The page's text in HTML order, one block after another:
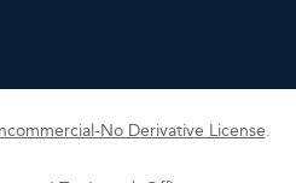
No Derivative License.